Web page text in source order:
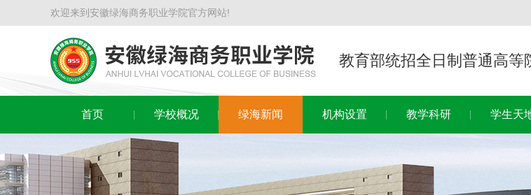
欢迎来到安徽绿海商务职业学院官方网站!
教育部统招全日制普通高等
首页 学校概况 绿海新闻 机构设置 教学科研 学生天